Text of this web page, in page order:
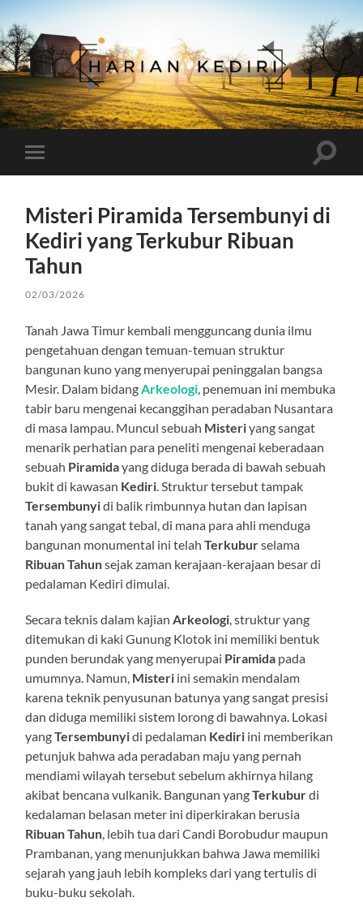
Harian
Kediri
mobile
Toggle
Misteri Piramida Tersembunyi di
Kediri yang Terkubur Ribuan
Tahun
02/03/2026
Tanah Jawa Timur kembali mengguncang dunia ilmu
pengetahuan dengan temuan-temuan struktur
bangunan kuno yang menyerupai peninggalan bangsa
Mesir. Dalam bidangArkeologi, penemuan ini membuka
tabir baru mengenai kecanggihan peradaban Nusantara
di masa lampau. Muncul sebuah Misteriyang sangat
menarik perhatian para peneliti mengenai keberadaan
sebuah Piramidayang diduga berada di bawah sebuah
bukit di kawasan Kediri. Struktur tersebut tampak
Tersembunyidi balik rimbunnya hutan dan lapisan
tanah yang sangat tebal, di mana para ahli menduga
bangunan monumental ini telahTerkuburselama
Ribuan Tahunsejak zaman kerajaan-kerajaan besar di
pedalaman Kediri dimulai.
Secara teknis dalam kajianArkeologi, struktur yang
ditemukan di kaki Gunung Klotok ini memiliki bentuk
punden berundak yang menyerupai Piramida pada
umumnya. Namun, Misteri ini semakin mendalam
karena teknik penyusunan batunya yang sangat presisi
dan diduga memiliki sistem lorong di bawahnya. Lokasi
yangTersembunyidi pedalaman Kediri ini memberikan
petunjuk bahwa ada peradaban maju yang pernah
mendiami wilayah tersebut sebelum akhirnya hilang
akibat bencana vulkanik. Bangunan yangTerkuburdi
kedalaman belasan meter ini diperkirakan berusia
Ribuan Tahun, lebih tua dari Candi Borobudur maupun
Prambanan, yang menunjukkan bahwa Jawa memiliki
sejarah yang jauh lebih kompleks dari yang tertulis di
buku-buku sekolah.